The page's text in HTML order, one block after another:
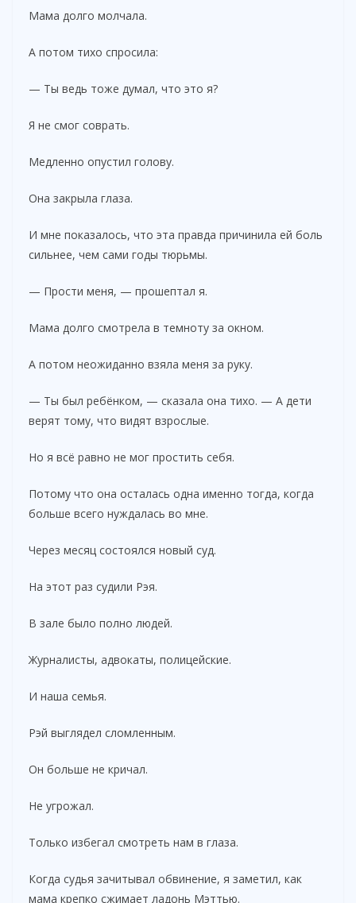
Мама долго молчала.
А потом тихо спросила:
— Ты ведь тоже думал, что это я?
Я не смог соврать.
Медленно опустил голову.
Она закрыла глаза.
И мне показалось, что эта правда причинила ей боль
сильнее, чем сами годы тюрьмы.
— Прости меня, — прошептал я.
Мама долго смотрела в темноту за окном.
А потом неожиданно взяла меня за руку.
— Ты был ребёнком, — сказала она тихо. — А дети
верят тому, что видят взрослые.
Но я всё равно не мог простить себя.
Потому что она осталась одна именно тогда, когда
больше всего нуждалась во мне.
Через месяц состоялся новый суд.
На этот раз судили Рэя.
В зале было полно людей.
Журналисты, адвокаты, полицейские.
И наша семья.
Рэй выглядел сломленным.
Он больше не кричал.
Не угрожал.
Только избегал смотреть нам в глаза.
Когда судья зачитывал обвинение, я заметил, как
мама крепко сжимает ладонь Мэттью.